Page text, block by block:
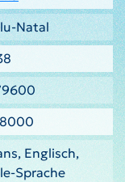
Natal
Englisch,
Sprache